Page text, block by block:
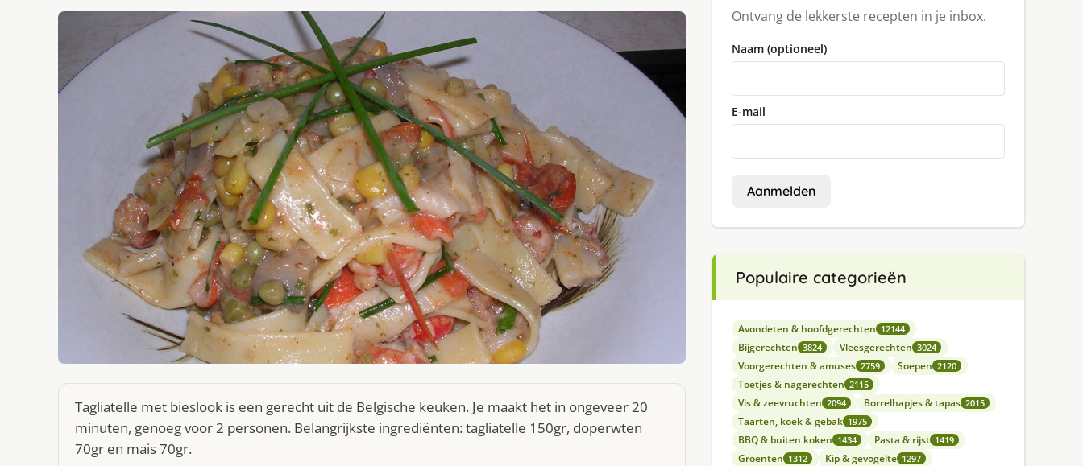
Tagliatelle met bieslook is een gerecht uit de Belgische keuken. Je maakt het in ongeveer 20
minuten, genoeg voor 2 personen. Belangrijkste ingrediënten: tagliatelle 150gr, doperwten
70gr en mais 70gr.
Ontvang de lekkerste recepten in je inbox.
Naam (optioneel)
E-mail
Aanmelden
Populaire categorieën
Avondeten & hoofdgerechten 12144
Bijgerechten 3824 Vleesgerechten 3024
Voorgerechten & amuses 2759 Soepen 2120
Toetjes & nagerechten 2115
Vis & zeevruchten 2094 Borrelhapjes & tapas 2015
Taarten, koek & gebak 1975
BBQ & buiten koken 1434 Pasta & rijst 1419
Groenten 1312 Kip & gevogelte 1297